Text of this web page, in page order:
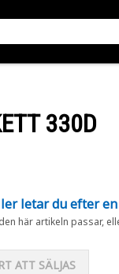
330D
letar du efter
här artikeln passar,
ATT SÄLJAS